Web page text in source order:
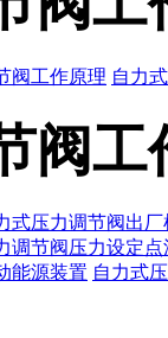
阀工作原理 自力
阀工
式压力调节阀出
调节阀压力设定点
能源装置 自力式